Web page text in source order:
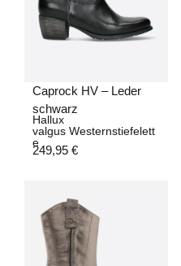
Caprock HV – Leder
schwarz
Hallux
valgus Westernstiefelett
e
249,95 €